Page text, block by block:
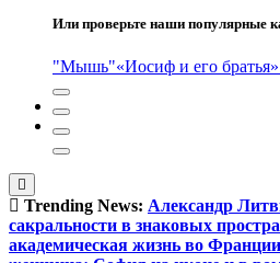
Или проверьте наши популярные
"Мышь"«Иосиф и его братья»
Trending News: Александр
сакральности в знаковых
академическая жизнь во Франции